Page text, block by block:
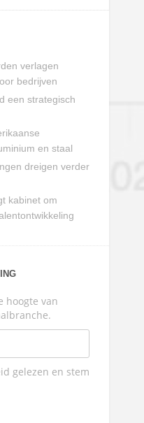
verlagen
bedrijven
een strategisch
en staal
dreigen verder
kabinet om
hoogte van
gelezen en stem